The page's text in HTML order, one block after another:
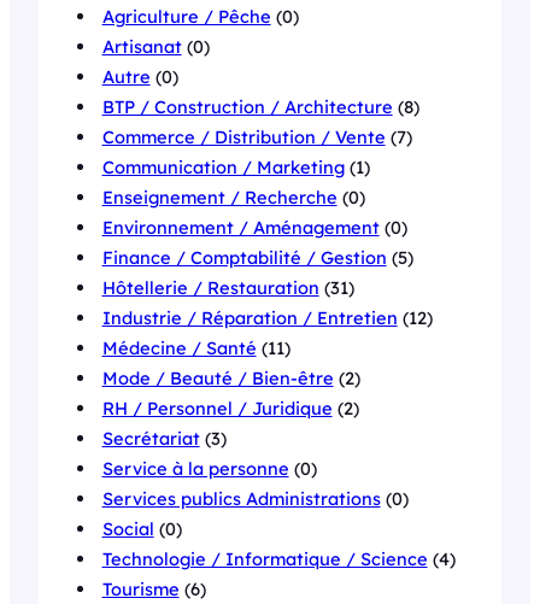
Agriculture / Pêche (0)
Artisanat(0)
Autre (0)
BTP / Construction / Architecture (8)
Commerce / Distribution / Vente (7)
Communication / Marketing(1)
Enseignement / Recherche (0)
Environnement / Aménagement(0)
Finance / Comptabilité / Gestion (5)
Hôtellerie / Restauration (31)
Industrie / Réparation / Entretien (12)
Médecine / Santé (11)
Mode / Beauté / Bien-être (2)
RH / Personnel / Juridique (2)
Secrétariat(3)
Service à la personne (0)
Services publics Administrations(0)
Social (0)
Technologie / Informatique / Science (4)
Tourisme (6)